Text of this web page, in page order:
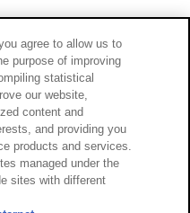
募資25-AH27-007
agree to allow us to
purpose of improving
statistical
our website,
content and
and providing you
products and services.
managed under the
sites with different